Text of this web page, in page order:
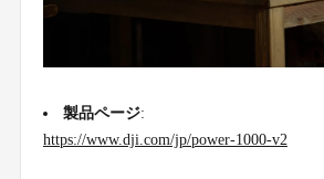
製品ページ:
https://www.dji.com/jp/power-1000-v2